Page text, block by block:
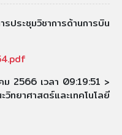
ประชุมวิชาการด้านการบิน
2566 เวลา 09:19:51 >
ทยาศาสตร์และเทคโนโลยี